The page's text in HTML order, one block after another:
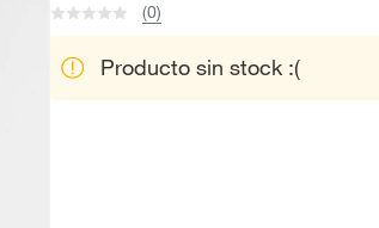
(0)
Producto sin stock :(